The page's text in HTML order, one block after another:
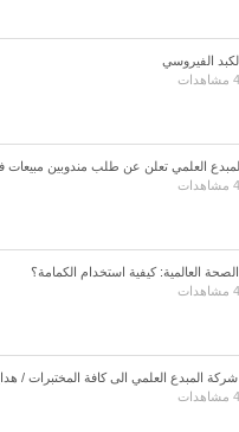
الفيروسي
العلمي تعلن عن طلب مندوبين مبيعات
العالمية: كيفية استخدام الكمامة؟
المبدع العلمي الى كافة المختبرات / هدايا